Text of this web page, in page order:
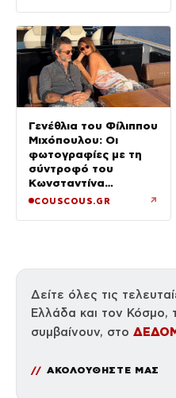
Γενέθλια του Φίλιππου
Μιχόπουλου: Οι
φωτογραφίες με τη
σύντροφό του
Κωνσταντίνα
Ευρυπίδου και το
COUSCOUS.GR ↗
Δείτε όλες τις
Ελλάδα και τον Κόσμο,
συμβαίνουν, στο
ΑΚΟΛΟΥΘΗΣΤΕ ΜΑΣ